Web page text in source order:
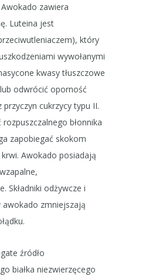
zawiera
Luteina jest
który
wywołanymi
kwasy tłuszczowe
odwrócić oporność
cukrzycy typu II.
błonnika
zapobiegać skokom
Awokado posiadają
Składniki odżywcze i
zmniejszają
źródło
białka niezwierzęcego